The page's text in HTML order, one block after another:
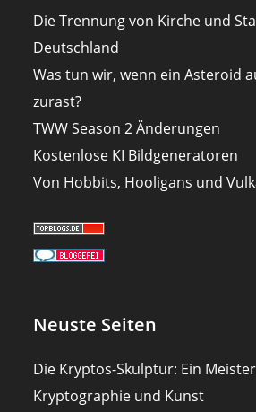
Die Trennung von Kirche und
Deutschland
Was tun wir, wenn ein Asteroid
zurast?
TWW Season 2 Änderungen
Kostenlose KI Bildgeneratoren
Von Hobbits, Hooligans und
Neuste Seiten
Die Kryptos-Skulptur: Ein
Kryptographie und Kunst